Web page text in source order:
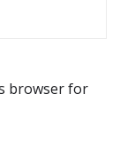
browser for